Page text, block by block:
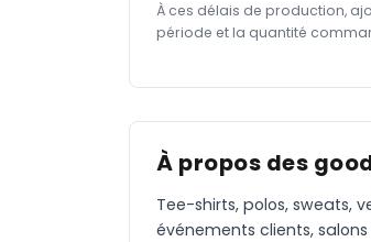
À ces délais de production,
période et la quantité
À propos des
Tee-shirts, polos, sweats,
événements clients,